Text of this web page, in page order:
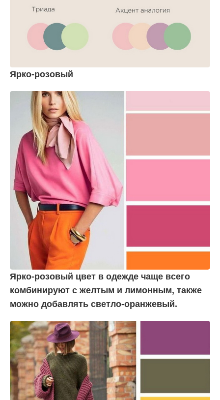
Ярко-розовый
Ярко-розовый цвет в одежде чаще всего
комбинируют с желтым и лимонным, также
можно добавлять светло-оранжевый.